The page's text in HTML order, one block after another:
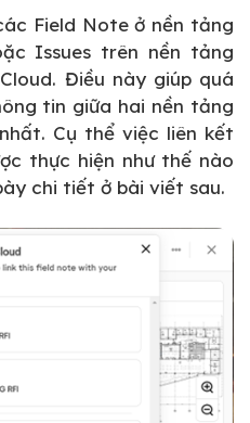
Field Note ở nền tảng
Issues trên nền tảng
Điều này giúp quá
tin giữa hai nền tảng
Cụ thể việc liên kết
thực hiện như thế nào
chi tiết ở bài viết sau.